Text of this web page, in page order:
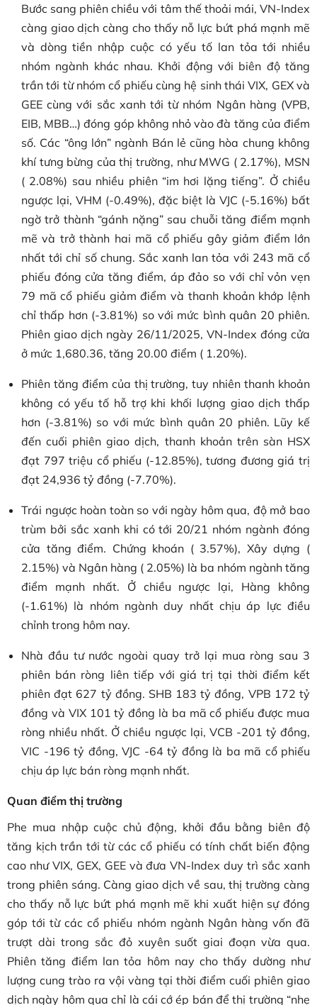
Bước sang phiên chiều với tâm thế thoải mái, VN-Index
càng giao dịch càng cho thấy nỗ lực bứt phá mạnh mẽ
và dòng tiền nhập cuộc có yếu tố lan tỏa tới nhiều
nhóm ngành khác nhau. Khởi động với biên độ tăng
trần tới từ nhóm cổ phiếu cùng hệ sinh thái VIX, GEX và
GEE cùng với sắc xanh tới từ nhóm Ngân hàng (VPB,
EIB, MBB…) đóng góp không nhỏ vào đà tăng của điểm
số. Các “ông lớn” ngành Bán lẻ cũng hòa chung không
khí tưng bừng của thị trường, như MWG ( 2.17%), MSN
( 2.08%) sau nhiều phiên “im hơi lặng tiếng”. Ở chiều
ngược lại, VHM (-0.49%), đặc biệt là VJC (-5.16%) bất
ngờ trở thành “gánh nặng” sau chuỗi tăng điểm mạnh
mẽ và trở thành hai mã cổ phiếu gây giảm điểm lớn
nhất tới chỉ số chung. Sắc xanh lan tỏa với 243 mã cổ
phiếu đóng cửa tăng điểm, áp đảo so với chỉ vỏn vẹn
79 mã cổ phiếu giảm điểm và thanh khoản khớp lệnh
chỉ thấp hơn (-3.81%) so với mức bình quân 20 phiên.
Phiên giao dịch ngày 26/11/2025, VN-Index đóng cửa
ở mức 1,680.36, tăng 20.00 điểm ( 1.20%).
Phiên tăng điểm của thị trường, tuy nhiên thanh khoản
không có yếu tố hỗ trợ khi khối lượng giao dịch thấp
hơn (-3.81%) so với mức bình quân 20 phiên. Lũy kế
đến cuối phiên giao dịch, thanh khoản trên sàn HSX
đạt 797 triệu cổ phiếu (-12.85%), tương đương giá trị
đạt 24,936 tỷ đồng (-7.70%).
Trái ngược hoàn toàn so với ngày hôm qua, độ mở bao
trùm bởi sắc xanh khi có tới 20/21 nhóm ngành đóng
cửa tăng điểm. Chứng khoán ( 3.57%), Xây dựng (
2.15%) và Ngân hàng ( 2.05%) là ba nhóm ngành tăng
điểm mạnh nhất. Ở chiều ngược lại, Hàng không
(-1.61%) là nhóm ngành duy nhất chịu áp lực điều
chỉnh trong hôm nay.
Nhà đầu tư nước ngoài quay trở lại mua ròng sau 3
phiên bán ròng liên tiếp với giá trị tại thời điểm kết
phiên đạt 627 tỷ đồng. SHB 183 tỷ đồng, VPB 172 tỷ
đồng và VIX 101 tỷ đồng là ba mã cổ phiếu được mua
ròng nhiều nhất. Ở chiều ngược lại, VCB -201 tỷ đồng,
VIC -196 tỷ đồng, VJC -64 tỷ đồng là ba mã cổ phiếu
chịu áp lực bán ròng mạnh nhất.
Quan điểm thị trường
Phe mua nhập cuộc chủ động, khởi đầu bằng biên độ
tăng kịch trần tới từ các cổ phiếu có tính chất biến động
cao như VIX, GEX, GEE và đưa VN-Index duy trì sắc xanh
trong phiên sáng. Càng giao dịch về sau, thị trường càng
cho thấy nỗ lực bứt phá mạnh mẽ khi xuất hiện sự đóng
góp tới từ các cổ phiếu nhóm ngành Ngân hàng vốn đã
trượt dài trong sắc đỏ xuyên suốt giai đoạn vừa qua.
Phiên tăng điểm lan tỏa hôm nay cho thấy dường như
lượng cung trào ra vội vàng tại thời điểm cuối phiên giao
dịch ngày hôm qua chỉ là cái cớ ép bán để thị trường “nhẹ